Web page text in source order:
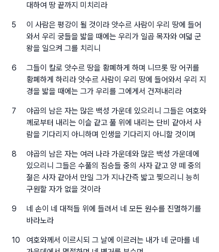
대하여 땅 끝까지 미치리라
5
이 사람은 평강이 될 것이라 앗수르 사람이 우리 땅에 들어
와서 우리 궁들을 밟을 때에는 우리가 일곱 목자와 여덟 군
왕을 일으켜 그를 치리니
6
그들이 칼로 앗수르 땅을 황폐하게 하며 니므롯 땅 어귀를
황폐하게 하리라 앗수르 사람이 우리 땅에 들어와서 우리 지
경을 밟을 때에는 그가 우리를 그에게서 건져내리라
7
야곱의 남은 자는 많은 백성 가운데 있으리니 그들은 여호와
께로부터 내리는 이슬 같고 풀 위에 내리는 단비 같아서 사
람을 기다리지 아니하며 인생을 기다리지 아니할 것이며
8
야곱의 남은 자는 여러 나라 가운데와 많은 백성 가운데에
있으리니 그들은 수풀의 짐승들 중의 사자 같고 양 떼 중의
젊은 사자 같아서 만일 그가 지나간즉 밟고 찢으리니 능히
구원할 자가 없을 것이라
9
네 손이 네 대적들 위에 들려서 네 모든 원수를 진멸하기를
바라노라
10
여호와께서 이르시되 그 날에 이르러는 내가 네 군마를 네